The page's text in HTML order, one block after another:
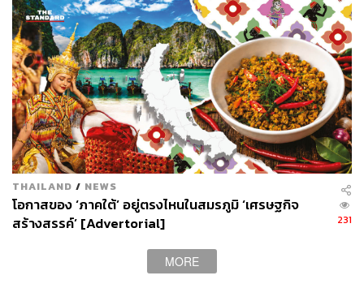
THAILAND / NEWS
โอกาสของ ‘ภาคใต้’ อยู่ตรงไหนในสมรภูมิ ‘เศรษฐกิจ
สร้างสรรค์’ [Advertorial]
231
MORE